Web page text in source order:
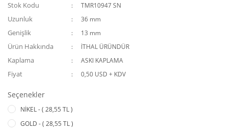
Stok Kodu TMR10947 SN
Uzunluk 36 mm
Genişlik 13 mm
Ürün Hakkında İTHAL ÜRÜNDÜR
Kaplama ASKI KAPLAMA
Fiyat 0,50 USD + KDV
Seçenekler
NİKEL - ( 28,55 TL )
GOLD - ( 28,55 TL )